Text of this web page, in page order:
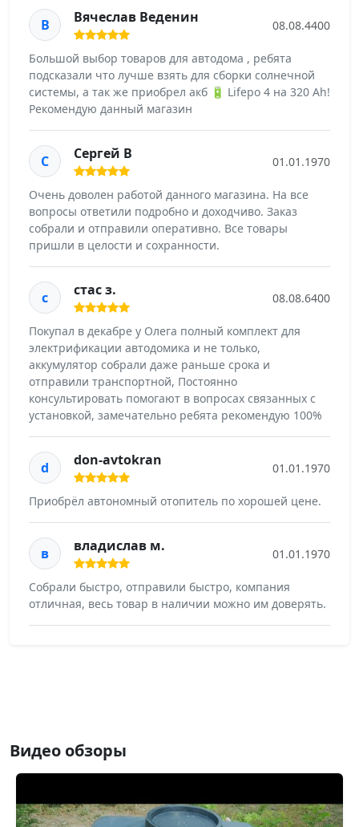
В Вячеслав Веденин 08.08.4400
Большой выбор товаров для автодома , ребята
подсказали что лучше взять для сборки солнечной
системы, а так же приобрел акб 🔋 Lifepo 4 на 320 Ah!
Рекомендую данный магазин
С Сергей В 01.01.1970
Очень доволен работой данного магазина. На все
вопросы ответили подробно и доходчиво. Заказ
собрали и отправили оперативно. Все товары
пришли в целости и сохранности.
с стас з. 08.08.6400
Покупал в декабре у Олега полный комплект для
электрификации автодомика и не только,
аккумулятор собрали даже раньше срока и
отправили транспортной, Постоянно
консультировать помогают в вопросах связанных с
установкой, замечательно ребята рекомендую 100%
d don-avtokran 01.01.1970
Приобрëл автономный отопитель по хорошей цене.
в владислав м. 01.01.1970
Собрали быстро, отправили быстро, компания
отличная, весь товар в наличии можно им доверять.
Видео обзоры